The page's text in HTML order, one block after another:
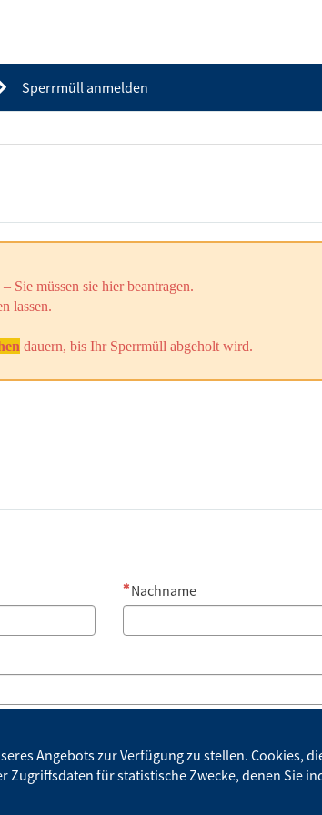
Angebots zur Verfügung zu stellen. Cookies,
für statistische Zwecke, denen Sie
Sperrmüll anmelden
– Sie müssen sie hier beantragen.
lassen.
dauern, bis Ihr Sperrmüll abgeholt wird.
Nachname